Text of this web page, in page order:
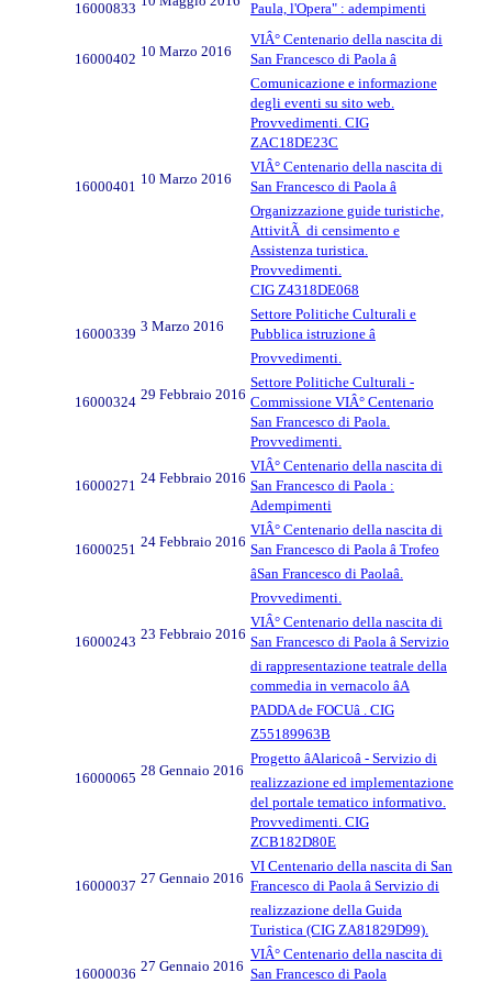
16000833
Paula, l'Opera" : adempimenti
16000402 10 Marzo 2016
VIÂ° Centenario della nascita di
San Francesco di Paola â
Comunicazione e informazione
degli eventi su sito web.
Provvedimenti. CIG
ZAC18DE23C
16000401 10 Marzo 2016
VIÂ° Centenario della nascita di
San Francesco di Paola â
Organizzazione guide turistiche,
AttivitÃ di censimento e
Assistenza turistica.
Provvedimenti.
CIG Z4318DE068
16000339 3 Marzo 2016
Settore Politiche Culturali e
Pubblica istruzione â
Provvedimenti.
16000324 29 Febbraio 2016
Settore Politiche Culturali -
Commissione VIÂ° Centenario
San Francesco di Paola.
Provvedimenti.
16000271 24 Febbraio 2016
VIÂ° Centenario della nascita di
San Francesco di Paola :
Adempimenti
16000251 24 Febbraio 2016
VIÂ° Centenario della nascita di
San Francesco di Paola â Trofeo
âSan Francesco di Paolaâ.
Provvedimenti.
16000243 23 Febbraio 2016
VIÂ° Centenario della nascita di
San Francesco di Paola â Servizio
di rappresentazione teatrale della
commedia in vernacolo âA
PADDA de FOCUâ . CIG
Z55189963B
16000065 28 Gennaio 2016
Progetto âAlaricoâ - Servizio di
realizzazione ed implementazione
del portale tematico informativo.
Provvedimenti. CIG
ZCB182D80E
16000037 27 Gennaio 2016
VI Centenario della nascita di San
Francesco di Paola â Servizio di
realizzazione della Guida
Turistica (CIG ZA81829D99).
16000036 27 Gennaio 2016
VIÂ° Centenario della nascita di
San Francesco di Paola